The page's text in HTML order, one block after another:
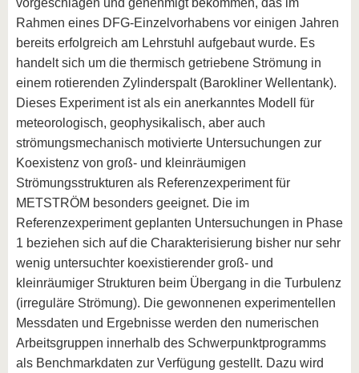
vorgeschlagen und genehmigt bekommen, das im
Rahmen eines DFG-Einzelvorhabens vor einigen Jahren
bereits erfolgreich am Lehrstuhl aufgebaut wurde. Es
handelt sich um die thermisch getriebene Strömung in
einem rotierenden Zylinderspalt (Barokliner Wellentank).
Dieses Experiment ist als ein anerkanntes Modell für
meteorologisch, geophysikalisch, aber auch
strömungsmechanisch motivierte Untersuchungen zur
Koexistenz von groß- und kleinräumigen
Strömungsstrukturen als Referenzexperiment für
METSTRÖM besonders geeignet. Die im
Referenzexperiment geplanten Untersuchungen in Phase
1 beziehen sich auf die Charakterisierung bisher nur sehr
wenig untersuchter koexistierender groß- und
kleinräumiger Strukturen beim Übergang in die Turbulenz
(irreguläre Strömung). Die gewonnenen experimentellen
Messdaten und Ergebnisse werden den numerischen
Arbeitsgruppen innerhalb des Schwerpunktprogramms
als Benchmarkdaten zur Verfügung gestellt. Dazu wird